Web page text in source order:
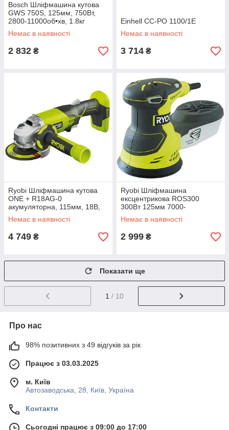
Bosch Шліфмашина кутова
GWS 750S, 125мм, 750Вт,
2800-11000об•хв, 1.8кг
Немає в наявності
2 832 ₴
Einhell CC-PO 1100/1E
Немає в наявності
3 714 ₴
Ryobi Шліфмашина кутова
ONE + R18AG-0
акумуляторна, 115мм, 18В,
solo (без АКБ і ЗП)
Немає в наявності
4 749 ₴
Ryobi Шліфмашина
ексцентрикова ROS300
300Вт 125мм 7000-
12000об·хв 1.7кг
Немає в наявності
2 999 ₴
Показати ще
1 / 10
Про нас
98% позитивних з 49 відгуків за рік
Працює з 03.03.2025
м. Київ
Автозаводська, 28, Київ, Україна
Контакти
Сьогодні працює з 09:00 до 17:00